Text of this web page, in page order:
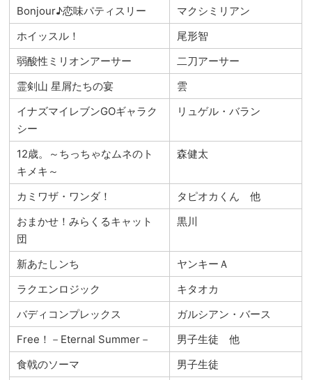
Bonjour♪恋味パティスリー
マクシミリアン
ホイッスル！
尾形智
弱酸性ミリオンアーサー
二刀アーサー
霊剣山 星屑たちの宴
雲
イナズマイレブンGOギャラク
シー
リュゲル・バラン
12歳。～ちっちゃなムネのト
キメキ～
森健太
カミワザ・ワンダ！
タピオカくん 他
おまかせ！みらくるキャット
団
黒川
新あたしンち
ヤンキーＡ
ラクエンロジック
キタオカ
バディコンプレックス
ガルシアン・バース
Free！－Eternal Summer－
男子生徒 他
食戟のソーマ
男子生徒